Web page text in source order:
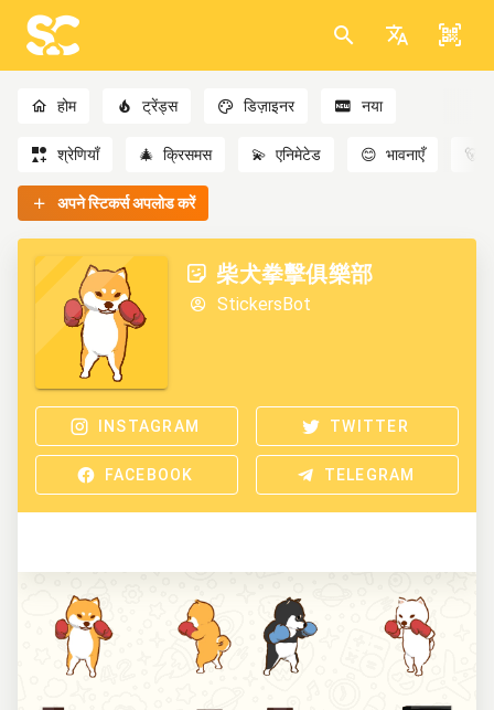
होम ट्रेंड्स डिज़ाइनर नया
श्रेणियाँ 🎄 क्रिसमस 💫 एनिमेटेड 😊 भावनाएँ 🐻
अपने स्टिकर्स अपलोड करें
柴犬拳擊俱樂部
StickersBot
INSTAGRAM TWITTER
FACEBOOK TELEGRAM